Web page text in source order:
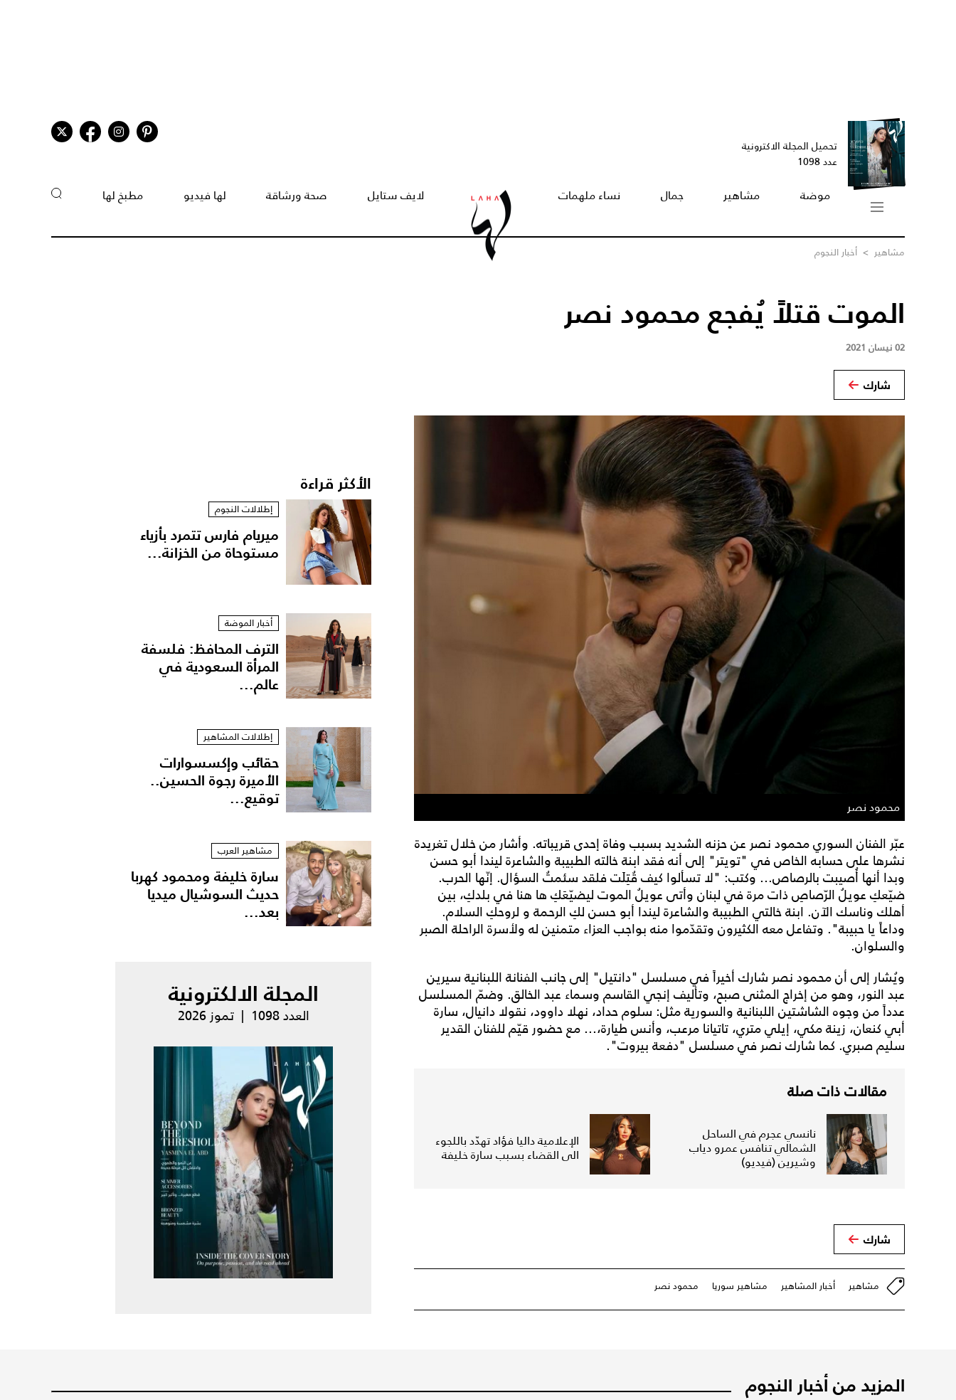
تحميل المجلة الاكترونية
عدد 1098
موضة مشاهير جمال نساء ملهمات لايف ستايل صحة ورشاقة لها فيديو مطبخ لها
مشاهير > أخبار النجوم
الموت قتلاً يُفجع محمود نصر
02 نيسان 2021
شارك
محمود نصر
عبّر الفنان السوري محمود نصر عن حزنه الشديد بسبب وفاة إحدى قريباته. وأشار من خلال تغريدة
نشرها على حسابه الخاص في "تويتر" إلى أنه فقد ابنة خالته الطبيبة والشاعرة ليندا أبو حسن
وبدا أنها أُصيبت بالرصاص... وكتب: "لا تسألوا كيف قُتِلَت فلقد سئمتُ السؤال. إنّها الحرب.
ضيّعكِ عويلُ الرّصاصِ ذات مرة في لبنان وأتى عويلُ الموت ليضيّعَكِ ها هنا في بلدكِ، بين
أهلك وناسك الآن. ابنة خالتي الطبيبة والشاعرة ليندا أبو حسن لكِ الرحمة و لروحكِ السلام.
وداعاً يا حبيبة". وتفاعل معه الكثيرون وتقدّموا منه بواجب العزاء متمنين له ولأسرة الراحلة الصبر
والسلوان.
ويُشار إلى أن محمود نصر شارك أخيراً في مسلسل "دانتيل" إلى جانب الفنانة اللبنانية سيرين
عبد النور، وهو من إخراج المثنى صبح، وتأليف إنجي القاسم وسماء عبد الخالق. وضمّ المسلسل
عدداً من وجوه الشاشتين اللبنانية والسورية مثل: سلوم حداد، نهلا داوود، نقولا دانيال، سارة
أبي كنعان، زينة مكي، إيلي متري، تاتيانا مرعب، وأنس طيارة،... مع حضور قيّم للفنان القدير
سليم صبري. كما شارك نصر في مسلسل "دفعة بيروت".
مقالات ذات صلة
نانسي عجرم في الساحل
الشمالي تنافس عمرو دياب
وشيرين (فيديو)
الإعلامية داليا فؤاد تهدّد باللجوء
الى القضاء بسبب سارة خليفة
شارك
مشاهير أخبار المشاهير مشاهير سوريا محمود نصر
الأكثر قراءة
إطلالات النجوم
ميريام فارس تتمرد بأزياء
مستوحاة من الخزانة...
أخبار الموضة
الترف المحافظ: فلسفة
المرأة السعودية في
عالم...
إطلالات المشاهير
حقائب وإكسسوارات
الأميرة رجوة الحسين..
توقيع...
مشاهير العرب
سارة خليفة ومحمود كهربا
حديث السوشيال ميديا
بعد...
المجلة الالكترونية
العدد 1098 | تموز 2026
المزيد من أخبار النجوم